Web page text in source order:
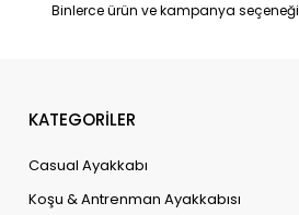
Binlerce ürün ve kampanya seçeneği
KATEGORİLER
Casual Ayakkabı
Koşu & Antrenman Ayakkabısı